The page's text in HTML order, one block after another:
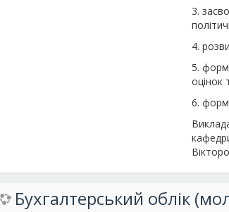
3.
4.
5.
оцінок
6.
Бухгалтерський облік